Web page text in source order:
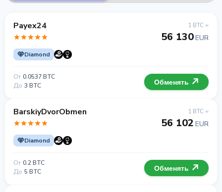
Payex24
Diamond
1 BTC =
56 130EUR
От 0.0537 BTC
До 3 BTC Обменять
BarskiyDvorObmen
Diamond
1 BTC =
56 102 EUR
От 0.2 BTC
До 5 BTC Обменять